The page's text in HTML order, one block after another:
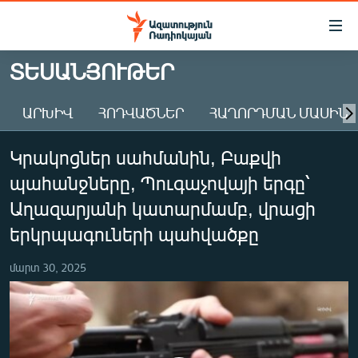
Մատչելիության
Անցնել
հիմնական
Անցնել
հիմնական
մենյուին
Որոնում
ԱԶԱՏՈՒԹՅՈՒՆ TV
ՀԱՅԱՍՏԱՆ
ԸՆՏՐՈՒԹՅՈՒՆՆԵՐ 2026
ԻՐԱՎՈՒՆՔ
ՀԱՍԱՐԱԿՈՒԹՅՈՒՆ
ՂԱՐԱԲԱՂ
ՊԱՏԵՐԱԶՄԻ 6 ՇԱԲԱԹՆԵՐԸ
ՏԱՐԱԾԱՇՐՋԱՆ
ՏԵՍԱՆՅՈՒԹԵՐ
ԱՐԽԻՎ ՀՈԴՎԱԾՆԵՐ ՀԱՂՈՐԴՄԱՆ ՄԱՍԻՆ
Կրակոցներ սահմանին, Բաքվի
պահանջները, Պուգաչովայի երգը՝
Աղազարյանի կատարմամբ, վրացի
երկրպագուների պահվածքը
մարտ 30, 2025